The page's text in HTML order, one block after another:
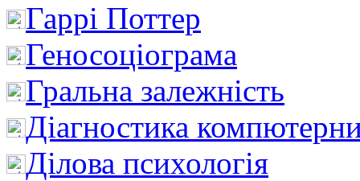
Гаррі Поттер
Геносоціограма
Гральна залежність
Діагностика
Ділова психологія